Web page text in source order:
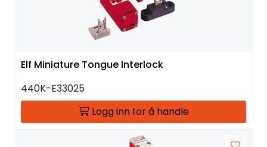
Elf Miniature Tongue Interlock
440K-E33025
Logg inn for å handle